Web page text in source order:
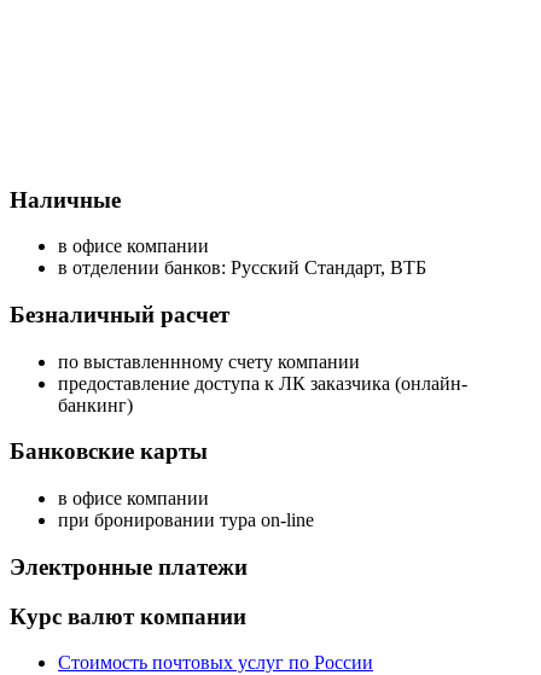
Наличные
в офисе компании
в отделении банков: Русский Стандарт, ВТБ
Безналичный расчет
по выставленнному счету компании
предоставление доступа к ЛК заказчика (онлайн-
банкинг)
Банковские карты
в офисе компании
при бронировании тура on-line
Электронные платежи
Курс валют компании
Стоимость почтовых услуг по России